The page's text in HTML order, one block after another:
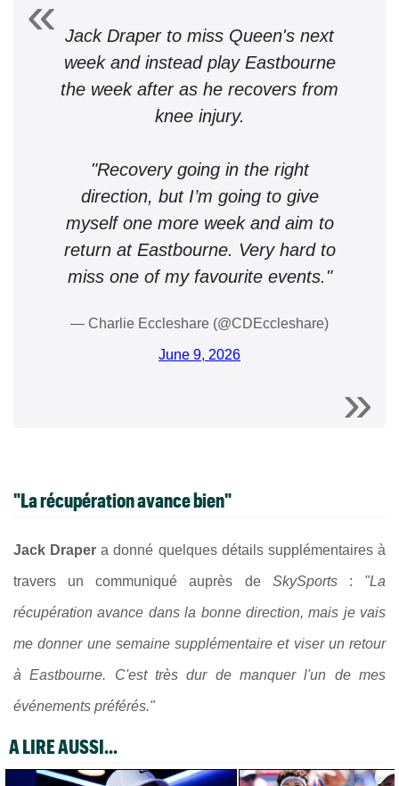
Jack Draper to miss Queen's next
week and instead play Eastbourne
the week after as he recovers from
knee injury.
"Recovery going in the right
direction, but I’m going to give
myself one more week and aim to
return at Eastbourne. Very hard to
miss one of my favourite events."
— Charlie Eccleshare (@CDEccleshare)
June 9, 2026
"La récupération avance bien"
Jack Draper a donné quelques détails supplémentaires à
travers un communiqué auprès de SkySports : "La
récupération avance dans la bonne direction, mais je vais
me donner une semaine supplémentaire et viser un retour
à Eastbourne. C'est très dur de manquer l'un de mes
événements préférés."
A LIRE AUSSI...